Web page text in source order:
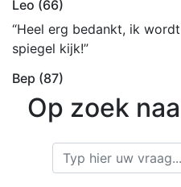
Leo (66)
“Heel erg bedankt, ik
spiegel kijk!”
Bep (87)
Op zoek